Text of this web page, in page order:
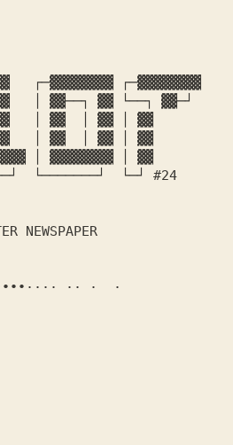
┌─▓▓▓▓▓▓▓▓ ┌─▓▓▓▓▓▓▓▓
│ ▓▓──┐ ▓▓ └──┐ ▓▓─┘
│ ▓▓  │ ▓▓ │ ▓▓
│ ▓▓  │ ▓▓ │ ▓▓
│ ▓▓▓▓▓▓▓▓ │ ▓▓
└───────┘  └─┘
#24
NEWSPAPER
·· ·  ·